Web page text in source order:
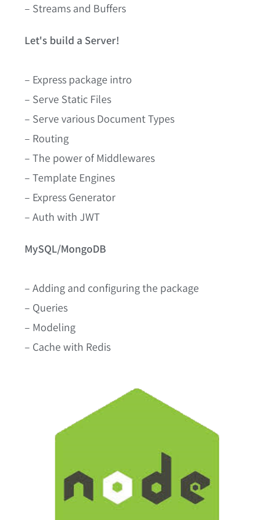
– Streams and Buffers
Let's build a Server!
– Express package intro
– Serve Static Files
– Serve various Document Types
– Routing
– The power of Middlewares
– Template Engines
– Express Generator
– Auth with JWT
MySQL/MongoDB
– Adding and configuring the package
– Queries
– Modeling
– Cache with Redis